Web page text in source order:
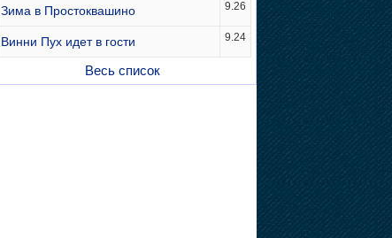
Зима в Простоквашино 9.26
Винни Пух идет в гости 9.24
Весь список